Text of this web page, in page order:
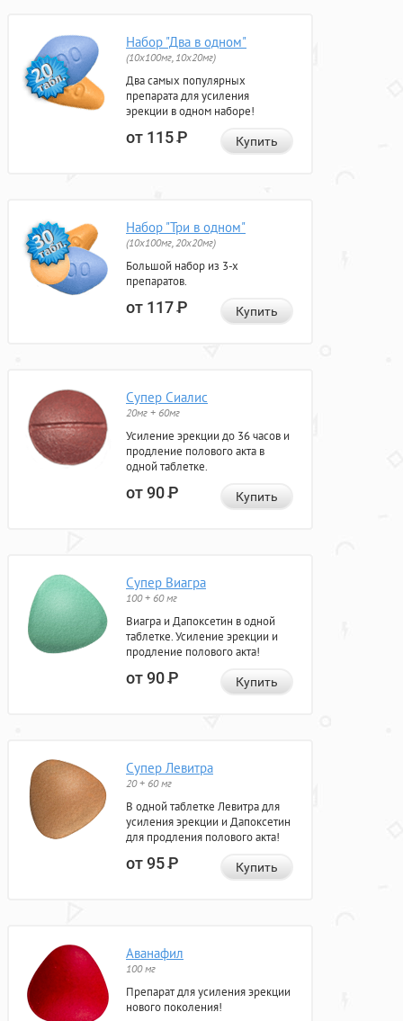
Набор "Два в одном"
(10x100мг, 10x20мг)
Два самых популярных
препарата для усиления
эрекции в одном наборе!
от 115Р Купить
Набор "Три в одном"
(10x100мг, 20x20мг)
Большой набор из 3-х
препаратов.
от 117Р Купить
Супер Сиалис
20мг + 60мг
Усиление эрекции до 36 часов и
продление полового акта в
одной таблетке.
от 90Р Купить
Супер Виагра
100 + 60 мг
Виагра и Дапоксетин в одной
таблетке. Усиление эрекции и
продление полового акта!
от 90Р Купить
Супер Левитра
20 + 60 мг
В одной таблетке Левитра для
усиления эрекции и Дапоксетин
для продления полового акта!
от 95Р Купить
Аванафил
100 мг
Препарат для усиления эрекции
нового поколения!